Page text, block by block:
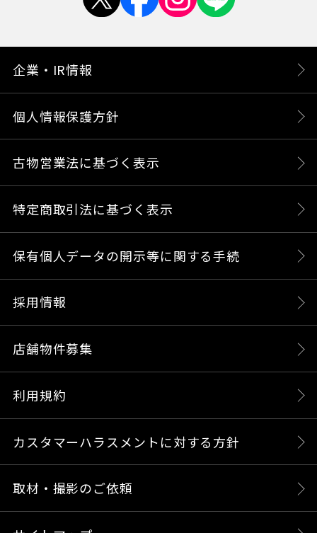
企業・IR情報
個人情報保護方針
古物営業法に基づく表示
特定商取引法に基づく表示
保有個人データの開示等に関する手続
採用情報
店舗物件募集
利用規約
カスタマーハラスメントに対する方針
取材・撮影のご依頼